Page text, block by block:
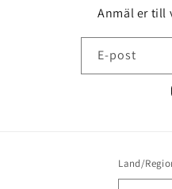
Anmäl er till
E-post
Land/